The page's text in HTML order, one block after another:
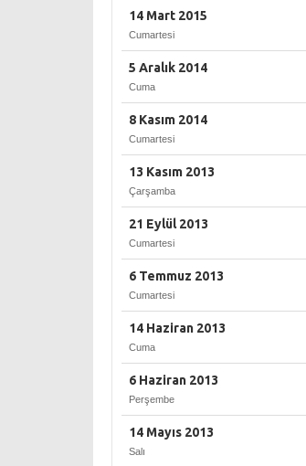
14 Mart 2015
Cumartesi
5 Aralık 2014
Cuma
8 Kasım 2014
Cumartesi
13 Kasım 2013
Çarşamba
21 Eylül 2013
Cumartesi
6 Temmuz 2013
Cumartesi
14 Haziran 2013
Cuma
6 Haziran 2013
Perşembe
14 Mayıs 2013
Salı